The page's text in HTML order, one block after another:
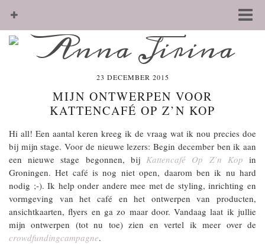
23 DECEMBER 2015
MIJN ONTWERPEN VOOR
KATTENCAFÉ OP Z’N KOP
Hi all! Een aantal keren kreeg ik de vraag wat ik nou precies doe
bij mijn stage. Voor de nieuwe lezers: Begin december ben ik aan
een nieuwe stage begonnen, bijKattencafé Op Z’n Kop in
Groningen. Het café is nog niet open, daarom ben ik nu hard
nodig ;-). Ik help onder andere mee met de styling, inrichting en
vormgeving van het café en het ontwerpen van producten,
ansichtkaarten, flyers en ga zo maar door. Vandaag laat ik jullie
mijn ontwerpen (tot nu toe) zien en vertel ik meer over de
crowdfundingcampagne.